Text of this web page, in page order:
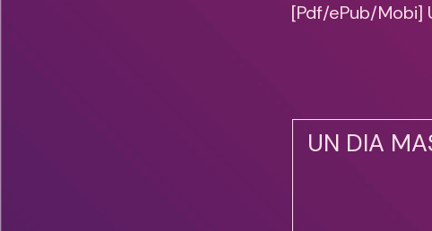
[Pdf/ePub/Mobi]
UN DIA